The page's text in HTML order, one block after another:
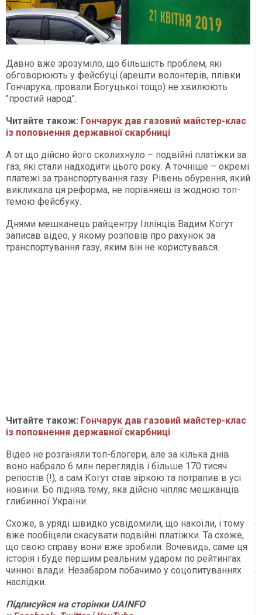
Давно вже зрозуміло, що більшість проблем, які
обговорюють у фейсбуці (арешти волонтерів, плівки
Гончарука, провали Богуцькоі тощо) не хвилюють
"простий народ".
Читайте також: Гончарук дав газовий майстер-клас
із поповнення державної скарбниці
А от що дійсно його сколихнуло – подвійні платіжки за
газ, які стали надходити цього року. А точніше – окремі
платежі за транспортування газу. Рівень обурення, який
викликала ця реформа, не порівняєш із жодною топ-
темою фейсбуку.
Днями мешканець райцентру Іллінців Вадим Когут
записав відео, у якому розповів про рахунок за
транспортування газу, яким він не користувався.
Читайте також: Гончарук дав газовий майстер-клас
із поповнення державної скарбниці
Відео не розганяли топ-блогери, але за кілька днів
воно набрало 6 млн переглядів і більше 170 тисяч
репостів (!), а сам Когут став зіркою та потрапив в усі
новини. Бо підняв тему, яка дійсно чіпляє мешканців
глибинної України.
Схоже, в уряді швидко усвідомили, що накоїли, і тому
вже пообіцяли скасувати подвійні платіжки. Та схоже,
що свою справу вони вже зробили. Вочевидь, саме ця
історія і буде першим реальним ударом по рейтингах
чинної влади. Незабаром побачимо у соцопитуваннях
наслідки.
Підписуйся на сторінки UAINFO